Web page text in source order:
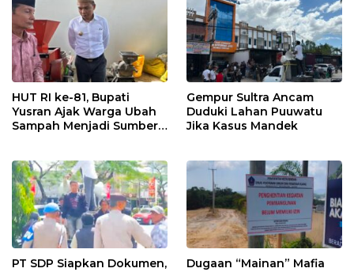
HUT RI ke-81, Bupati
Yusran Ajak Warga Ubah
Sampah Menjadi Sumber
Gempur Sultra Ancam
Duduki Lahan Puuwatu
Jika Kasus Mandek
PT SDP Siapkan Dokumen,
Dugaan “Mainan” Mafia